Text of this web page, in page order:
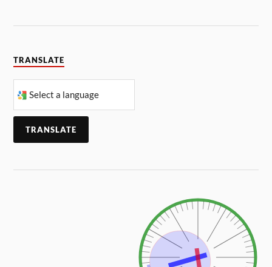
TRANSLATE
TRANSLATE